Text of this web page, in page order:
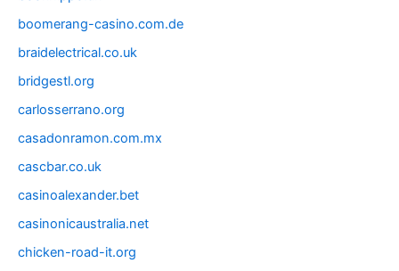
boomerang-casino.com.de
braidelectrical.co.uk
bridgestl.org
carlosserrano.org
casadonramon.com.mx
cascbar.co.uk
casinoalexander.bet
casinonicaustralia.net
chicken-road-it.org